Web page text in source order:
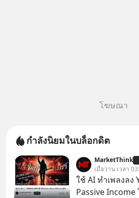
โฆษณา
กำลังนิยมในบล็อกดิต
MarketThink
เมื่อวาน เวลา
ใช้ AI ทำเพลงลง
Passive